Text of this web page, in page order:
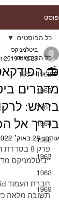
פוסט
כל הפוסטים
1957-1962
1965
1967
1964
1966
1963
1968
1969
כל הפוסטים
📻
בראש:
בדרך אל
ביטלמניקס
23 ביולי 2019
עודכן:28 באוק׳ 2022
פרק 8
“ביטלמניקס
תשובה מלאה